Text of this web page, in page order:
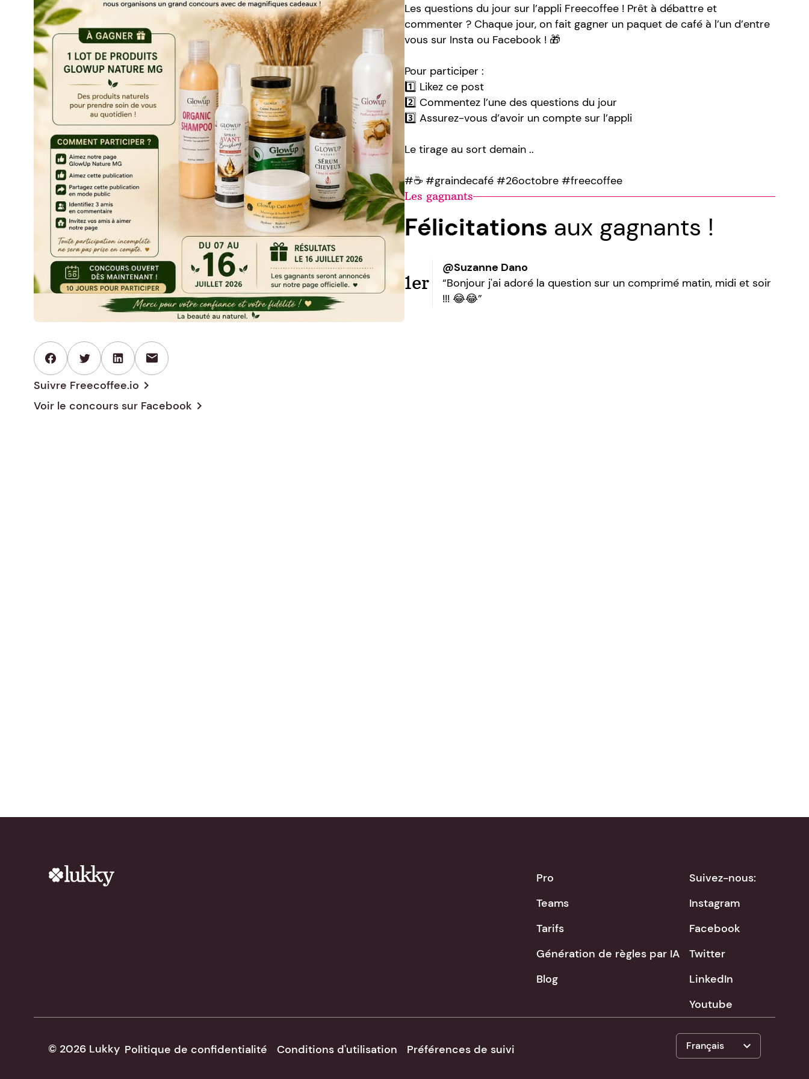
mail
Suivre Freecoffee.io chevron_right
Voir le concours sur Facebook chevron_right
Les questions du jour sur l’appli Freecoffee ! Prêt à débattre et
commenter ? Chaque jour, on fait gagner un paquet de café à l’un d’entre
vous sur Insta ou Facebook ! 🎁
Pour participer :
1️⃣ Likez ce post
2️⃣ Commentez l’une des questions du jour
3️⃣ Assurez-vous d’avoir un compte sur l’appli
Le tirage au sort demain ..
#☕️ #graindecafé #26octobre #freecoffee
Les gagnants
Félicitations aux gagnants !
1er
@Suzanne Dano
“Bonjour j'ai adoré la question sur un comprimé matin, midi et soir
!!! 😂😂”
Pro
Teams
Tarifs
Génération de règles par IA
Blog
Suivez-nous:
Instagram
Facebook
Twitter
LinkedIn
Youtube
Français expand_more
Politique de confidentialité Conditions d'utilisation Préférences de suivi
© 2026 Lukky